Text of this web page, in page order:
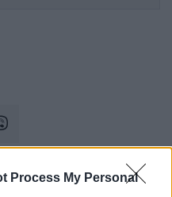
Process My Personal